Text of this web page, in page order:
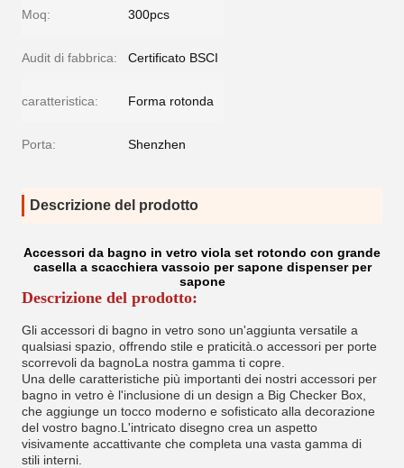
Moq: 300pcs
Audit di fabbrica: Certificato BSCI
caratteristica: Forma rotonda
Porta: Shenzhen
Descrizione del prodotto
Accessori da bagno in vetro viola set rotondo con grande
casella a scacchiera vassoio per sapone dispenser per
sapone
Descrizione del prodotto:
Gli accessori di bagno in vetro sono un'aggiunta versatile a
qualsiasi spazio, offrendo stile e praticità.o accessori per porte
scorrevoli da bagnoLa nostra gamma ti copre.
Una delle caratteristiche più importanti dei nostri accessori per
bagno in vetro è l'inclusione di un design a Big Checker Box,
che aggiunge un tocco moderno e sofisticato alla decorazione
del vostro bagno.L'intricato disegno crea un aspetto
visivamente accattivante che completa una vasta gamma di
stili interni.